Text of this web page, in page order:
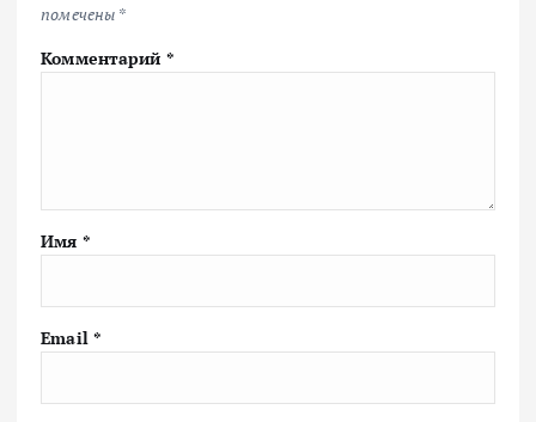
помечены *
Комментарий *
Имя *
Email *